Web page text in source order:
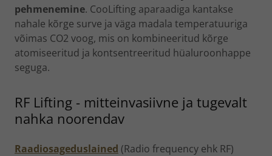
pehmenemine. CooLifting aparaadiga kantakse
nahale kõrge surve ja väga madala temperatuuriga
võimas CO2 voog, mis on kombineeritud kõrge
atomiseeritud ja kontsentreeritud hüaluroonhappe
seguga.
RF Lifting - mitteinvasiivne ja tugevalt
nahka noorendav
Raadiosageduslained (Radio frequency ehk RF)